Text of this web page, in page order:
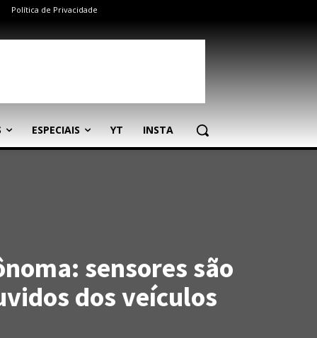
Política de Privacidade
ESPECIAIS YT INSTA
sensores são
dos veículos